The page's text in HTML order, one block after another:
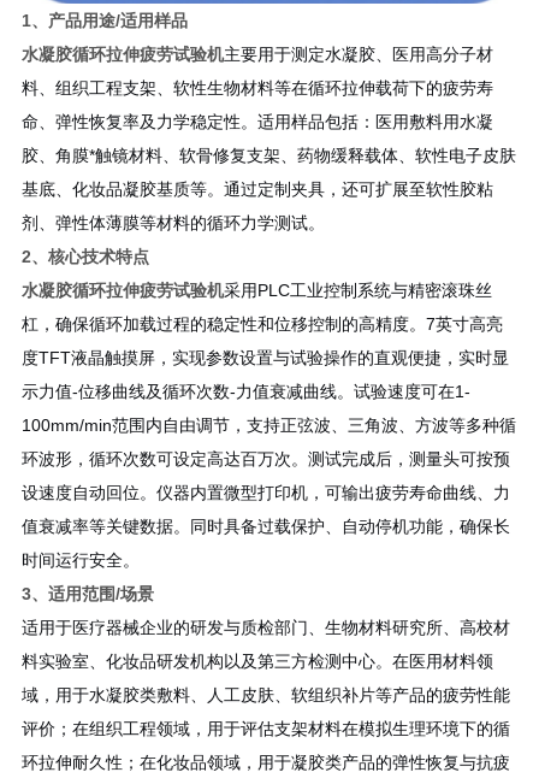
1、产品用途/适用样品
水凝胶循环拉伸疲劳试验机主要用于测定水凝胶、医用高分子材
料、组织工程支架、软性生物材料等在循环拉伸载荷下的疲劳寿
命、弹性恢复率及力学稳定性。适用样品包括：医用敷料用水凝
胶、角膜*触镜材料、软骨修复支架、药物缓释载体、软性电子皮肤
基底、化妆品凝胶基质等。通过定制夹具，还可扩展至软性胶粘
剂、弹性体薄膜等材料的循环力学测试。
2、核心技术特点
水凝胶循环拉伸疲劳试验机采用PLC工业控制系统与精密滚珠丝
杠，确保循环加载过程的稳定性和位移控制的高精度。7英寸高亮
度TFT液晶触摸屏，实现参数设置与试验操作的直观便捷，实时显
示力值-位移曲线及循环次数-力值衰减曲线。试验速度可在1-
100mm/min范围内自由调节，支持正弦波、三角波、方波等多种循
环波形，循环次数可设定高达百万次。测试完成后，测量头可按预
设速度自动回位。仪器内置微型打印机，可输出疲劳寿命曲线、力
值衰减率等关键数据。同时具备过载保护、自动停机功能，确保长
时间运行安全。
3、适用范围/场景
适用于医疗器械企业的研发与质检部门、生物材料研究所、高校材
料实验室、化妆品研发机构以及第三方检测中心。在医用材料领
域，用于水凝胶类敷料、人工皮肤、软组织补片等产品的疲劳性能
评价；在组织工程领域，用于评估支架材料在模拟生理环境下的循
环拉伸耐久性；在化妆品领域，用于凝胶类产品的弹性恢复与抗疲